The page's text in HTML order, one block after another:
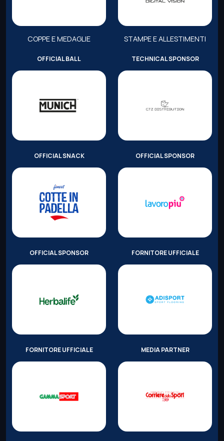
COPPE E MEDAGLIE STAMPE E ALLESTIMENTI
OFFICIAL BALL TECHNICAL SPONSOR
OFFICIAL SNACK OFFICIAL SPONSOR
OFFICIAL SPONSOR FORNITORE UFFICIALE
FORNITORE UFFICIALE MEDIA PARTNER